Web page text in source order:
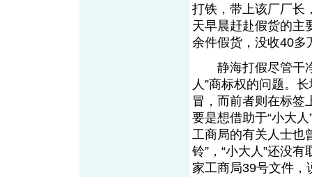
打铁，带上该厂厂长
天早晨赶赴假货的主
余件假货，没收40多
静海打假尽管干净
人”商标权的问题。
冒，而前者则在标签
要是想借助于“小大
工商局的有关人士也
铃”，“小大人”还没
家工商局39号文件，